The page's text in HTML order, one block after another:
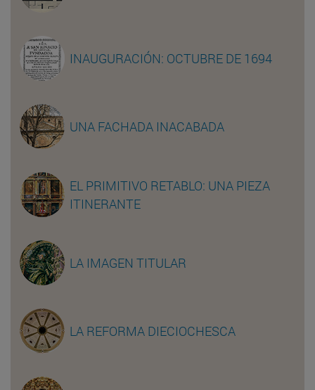
INAUGURACIÓN: OCTUBRE DE 1694
UNA FACHADA INACABADA
EL PRIMITIVO RETABLO: UNA PIEZA
ITINERANTE
LA IMAGEN TITULAR
LA REFORMA DIECIOCHESCA